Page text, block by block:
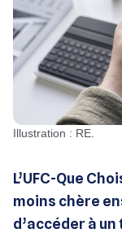
Illustration : RE.
L’UFC-Que
moins chère
d’accéder à